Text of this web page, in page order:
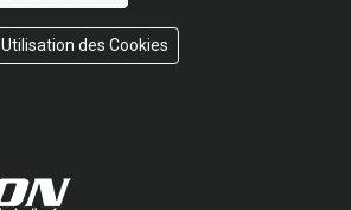
Utilisation des Cookies